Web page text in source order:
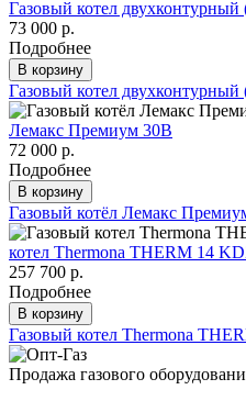
Газовый котел
73 000 р.
Подробнее
В корзину
Газовый котел
Лемакс Премиум 30В
72 000 р.
Подробнее
В корзину
Газовый котёл Лемакс
котел Thermona THERM 14
257 700 р.
Подробнее
В корзину
Газовый котел Thermona
Продажа газового